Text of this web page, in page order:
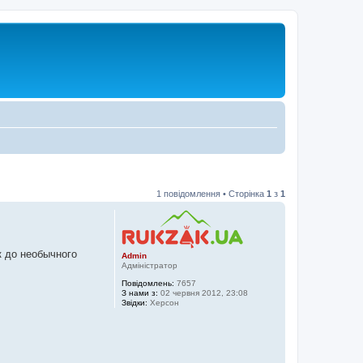
1 повідомлення • Сторінка 1 з 1
Admin
Адміністратор
Повідомлень: 7657
З нами з: 02 червня 2012, 23:08
Звідки: Херсон
до необычного